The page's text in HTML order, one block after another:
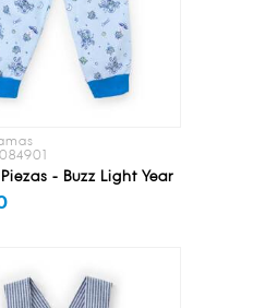
- Buzz Light Year